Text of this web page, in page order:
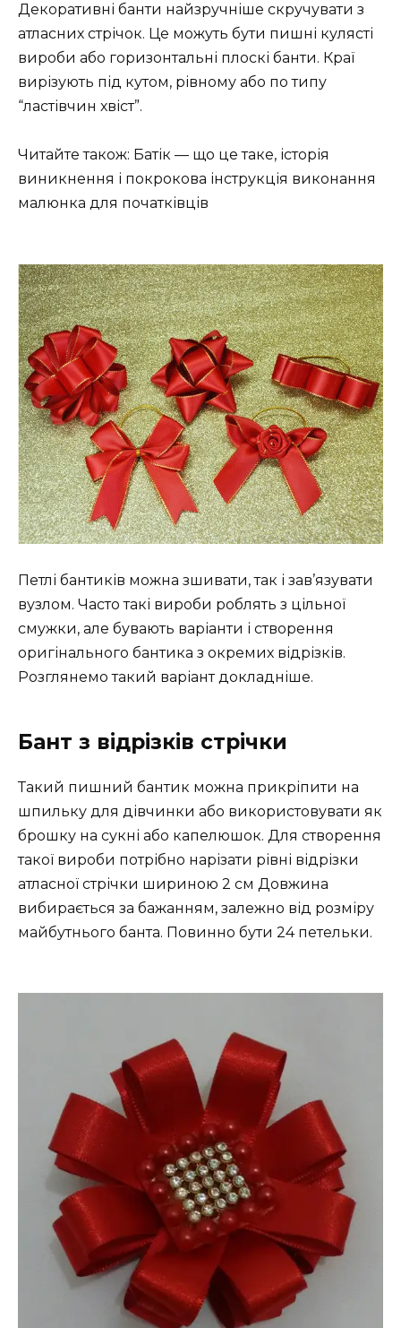
Декоративні банти найзручніше скручувати з
атласних стрічок. Це можуть бути пишні кулясті
вироби або горизонтальні плоскі банти. Краї
вирізують під кутом, рівному або по типу
“ластівчин хвіст”.
Читайте також: Батік — що це таке, історія
виникнення і покрокова інструкція виконання
малюнка для початківців
Петлі бантиків можна зшивати, так і зав’язувати
вузлом. Часто такі вироби роблять з цільної
смужки, але бувають варіанти і створення
оригінального бантика з окремих відрізків.
Розглянемо такий варіант докладніше.
Бант з відрізків стрічки
Такий пишний бантик можна прикріпити на
шпильку для дівчинки або використовувати як
брошку на сукні або капелюшок. Для створення
такої вироби потрібно нарізати рівні відрізки
атласної стрічки шириною 2 см Довжина
вибирається за бажанням, залежно від розміру
майбутнього банта. Повинно бути 24 петельки.